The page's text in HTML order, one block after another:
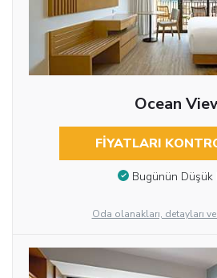
Ocean
FIYATLARI
Bugünün Düşük
Oda olanakları, detayları